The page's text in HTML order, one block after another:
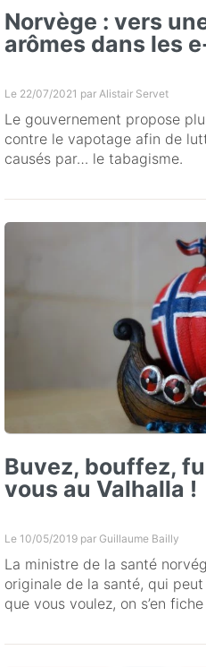
Norvège : vers
arômes dans les
Le 22/07/2021 par Alistair Servet
Le gouvernement propose
contre le vapotage afin de
causés par… le tabagisme.
Buvez, bouffez,
vous au Valhalla !
Le 10/05/2019 par Guillaume Bailly
La ministre de la santé
originale de la santé, qui
que vous voulez, on s’en fiche